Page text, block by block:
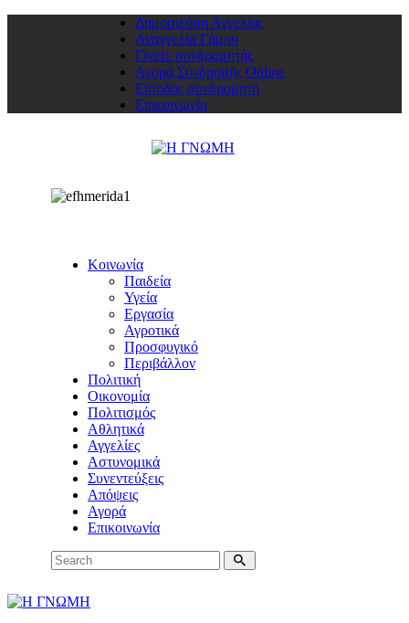
Δημοσιεύση Αγγελίας
Αναγγελία Γάμου
Γίνετε συνδρομητής
Αγορά Συνδρομής Online
Είσοδος συνδρομητή
Επικοινωνία
Κοινωνία
Παιδεία
Υγεία
Εργασία
Αγροτικά
Προσφυγικό
Περιβάλλον
Πολιτική
Οικονομία
Πολιτισμός
Αθλητικά
Αγγελίες
Αστυνομικά
Συνεντεύξεις
Απόψεις
Αγορά
Επικοινωνία